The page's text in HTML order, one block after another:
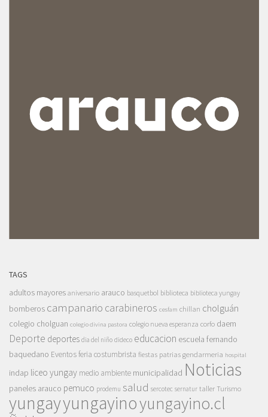
TAGS
adultos mayores aniversario arauco basquetbol biblioteca biblioteca yungay
bomberos campanario carabineros cesfam chillan cholguán
colegio cholguan colegio divina pastora colegio nueva esperanza corfo daem
Deporte deportes dia del niño dideco educacion escuela fernando
baquedano Eventosferia costumbrista fiestas patrias gendarmeria hospital
indap liceo yungay medio ambiente municipalidad Noticias
paneles arauco pemuco prodemu salud sercotec sernatur taller Turismo
yungayyungayinoyungayino.cl